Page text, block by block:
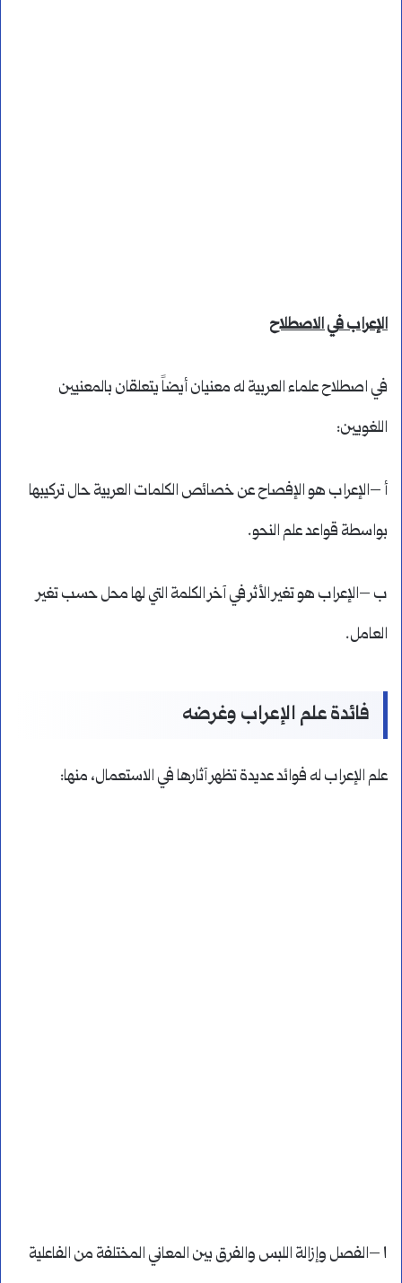
الإعراب في الاصطلاح
في اصطلاح علماء العربية له معنيان أيضاً يتعلقان بالمعنيين
اللغويين:
أ –الإعراب هو الإفصاح عن خصائص الكلمات العربية حال تركيبها
بواسطة قواعد علم النحو.
ب –الإعراب هو تغير الأثر في آخر الكلمة التي لها محل حسب تغير
العامل.
فائدة علم الإعراب وغرضه
علم الإعراب له فوائد عديدة تظهر آثارها في الاستعمال، منها:
١ –الفصل وإزالة اللبس والفرق بين المعاني المختلفة من الفاعلية